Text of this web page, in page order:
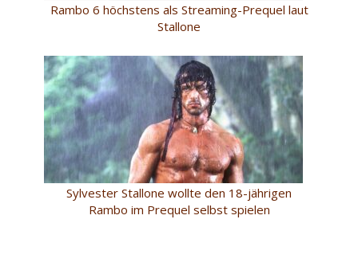
Rambo 6 höchstens als Streaming-Prequel laut
Stallone
Sylvester Stallone wollte den 18-jährigen
Rambo im Prequel selbst spielen